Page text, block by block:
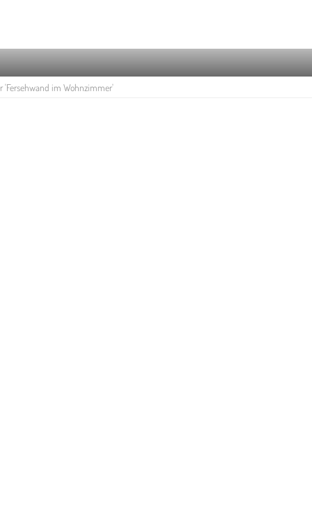
'Fersehwand im Wohnzimmer'